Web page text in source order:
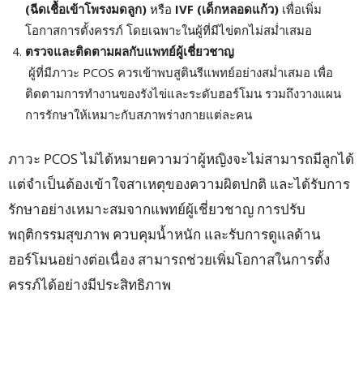
(ฉีดเชื้อเข้าโพรงมดลูก) หรือ IVF (เด็กหลอดแก้ว) เพื่อเพิ่ม
โอกาสการตั้งครรภ์ โดยเฉพาะในผู้ที่มีไข่ตกไม่สม่ำเสมอ
ตรวจและติดตามผลกับแพทย์ผู้เชี่ยวชาญ
ผู้ที่มีภาวะ PCOS ควรเข้าพบสูตินรีแพทย์อย่างสม่ำเสมอ เพื่อ
ติดตามการทำงานของรังไข่และระดับฮอร์โมน รวมถึงวางแผน
การรักษาให้เหมาะกับสภาพร่างกายแต่ละคน
ภาวะ PCOS ไม่ได้หมายความว่าผู้หญิงจะไม่สามารถมีลูกได้
แต่จำเป็นต้องเข้าใจสาเหตุของความผิดปกติ และได้รับการ
รักษาอย่างเหมาะสมจากแพทย์ผู้เชี่ยวชาญ การปรับ
พฤติกรรมสุขภาพ ควบคุมน้ำหนัก และรับการดูแลด้าน
ฮอร์โมนอย่างต่อเนื่อง สามารถช่วยเพิ่มโอกาสในการตั้ง
ครรภ์ได้อย่างมีประสิทธิภาพ